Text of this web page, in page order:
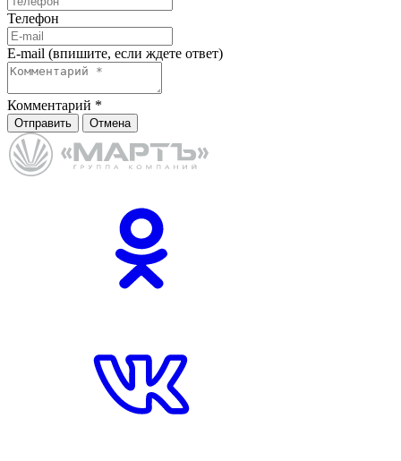
Телефон
E-mail (впишите, если ждете ответ)
Комментарий *
Отправить Отмена